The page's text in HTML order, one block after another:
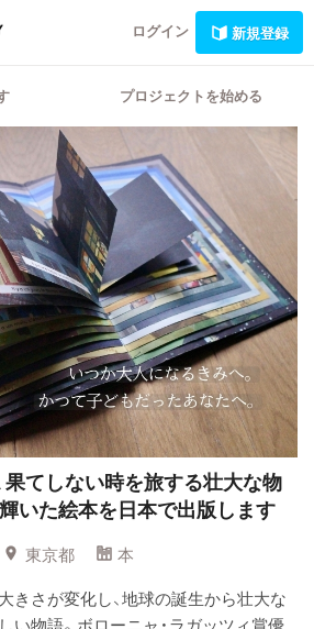
ログイン 新規登録
プロジェクトを始める
果てしない時を旅する壮大な物
いた絵本を日本で出版します
東京都
本
きさが変化し、地球の誕生から壮大な